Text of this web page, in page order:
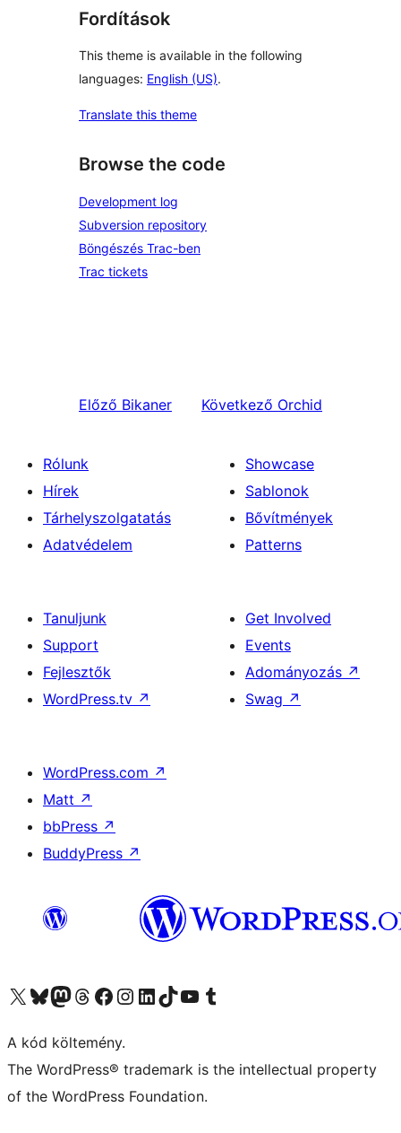
Fordítások
This theme is available in the following
languages: English (US).
Translate this theme
Browse the code
Development log
Subversion repository
Böngészés Trac-ben
Trac tickets
Előző Bikaner Következő Orchid
Rólunk
Hírek
Tárhelyszolgatatás
Adatvédelem
Showcase
Sablonok
Bővítmények
Patterns
Tanuljunk
Support
Fejlesztők
WordPress.tv ↗
Get Involved
Events
Adományozás ↗
Swag ↗
WordPress.com ↗
Matt ↗
bbPress ↗
BuddyPress ↗
Visit our X (formerly Twitter) account
Visit our Bluesky account
Twitter csatornánk
Visit our Threads account
Facebook oldalunk megtekintése
Visit our Instagram account
Visit our LinkedIn account
Visit our TikTok account
Visit our YouTube channel
Visit our Tumblr account
A kód költemény.
The WordPress® trademark is the intellectual property
of the WordPress Foundation.